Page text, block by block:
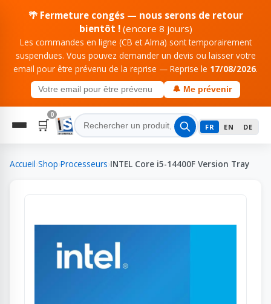
🌴 Fermeture congés — nous serons de retour
bientôt !(encore 8 jours)
Les commandes en ligne (CB et Alma) sont temporairement
suspendues. Vous pouvez demander un devis ou laisser votre
email pour être prévenu de la reprise — Reprise le 17/08/2026.
🔔 Me prévenir
🛒
0
FR EN DE
Accueil Shop Processeurs INTEL Core i5-14400F Version Tray